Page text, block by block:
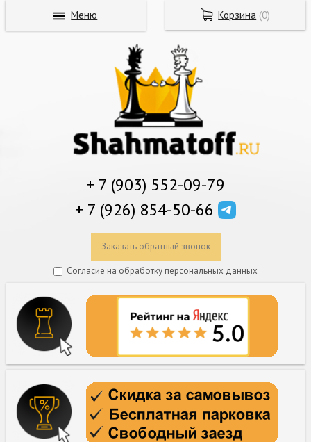
+ 7 (903) 552-09-79
+ 7 (926) 854-50-66
Заказать обратный звонок
Согласие на обработку персональных данных
Корзина (0)
Меню